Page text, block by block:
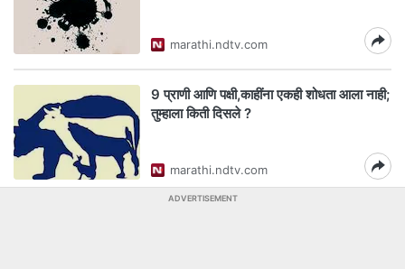
marathi.ndtv.com
9 प्राणी आणि पक्षी,काहींना एकही शोधता आला नाही;
तुम्हाला किती दिसले ?
marathi.ndtv.com
ADVERTISEMENT